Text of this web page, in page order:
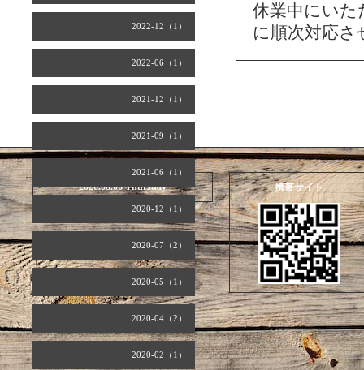
2022-12（1）
2022-06（1）
2021-12（1）
2021-09（1）
2021-06（1）
2020-12（1）
2020-07（2）
2020-05（1）
2020-04（2）
2020-02（1）
休業中にい
に順次対応
2026.08.06 Thursday 携帯サイト